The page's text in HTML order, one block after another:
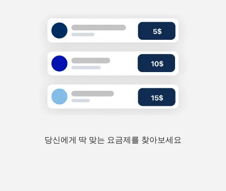
당신에게 딱 맞는 요금제를 찾아보세요